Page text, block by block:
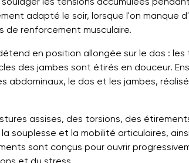
adapté le soir, lorsque l'on manque
de renforcement musculaire.
en position allongée sur le dos :
des jambes sont étirés en douceur.
abdominaux, le dos et les jambes,
assises, des torsions, des
souplesse et la mobilité articulaires,
sont conçus pour ouvrir
et du stress.